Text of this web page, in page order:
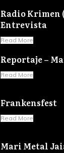
Radio Krimen
Entrevista
Read More
Reportaje –
Read More
Frankensfest
Read More
Mari Metal